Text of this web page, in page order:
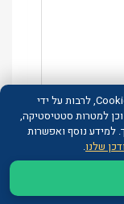
באתר זה נעשה שימוש בטכנולוגיות איסוף מידע כגון Cookies, לרבות על ידי
למטרות סטטיסטיקה,
למידע נוסף ואפשרות
שלנו.